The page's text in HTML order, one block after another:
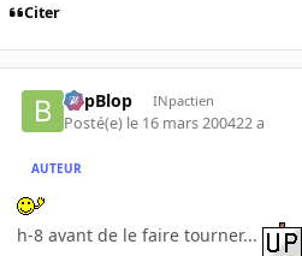
Citer
BlipBlop INpactien
Posté(e) le 16 mars 200422 a
AUTEUR
h-8 avant de le faire tourner...